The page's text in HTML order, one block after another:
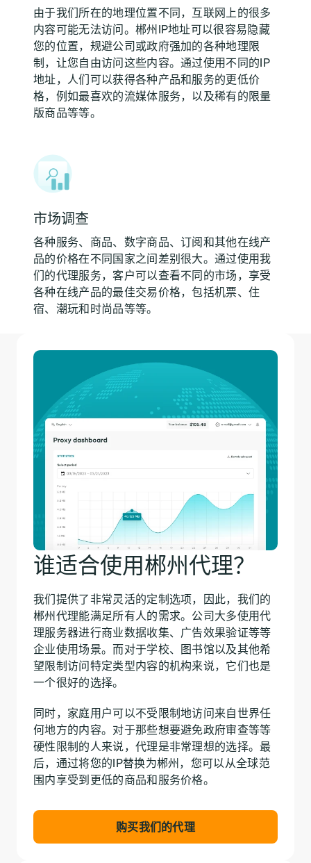
由于我们所在的地理位置不同，互联网上的很多
内容可能无法访问。郴州IP地址可以很容易隐藏
您的位置，规避公司或政府强加的各种地理限
制，让您自由访问这些内容。通过使用不同的IP
地址，人们可以获得各种产品和服务的更低价
格，例如最喜欢的流媒体服务，以及稀有的限量
版商品等等。
市场调查
各种服务、商品、数字商品、订阅和其他在线产
品的价格在不同国家之间差别很大。通过使用我
们的代理服务，客户可以查看不同的市场，享受
各种在线产品的最佳交易价格，包括机票、住
宿、潮玩和时尚品等等。
谁适合使用郴州代理？
我们提供了非常灵活的定制选项，因此，我们的
郴州代理能满足所有人的需求。公司大多使用代
理服务器进行商业数据收集、广告效果验证等等
企业使用场景。而对于学校、图书馆以及其他希
望限制访问特定类型内容的机构来说，它们也是
一个很好的选择。
同时，家庭用户可以不受限制地访问来自世界任
何地方的内容。对于那些想要避免政府审查等等
硬性限制的人来说，代理是非常理想的选择。最
后，通过将您的IP替换为郴州，您可以从全球范
围内享受到更低的商品和服务价格。
购买我们的代理